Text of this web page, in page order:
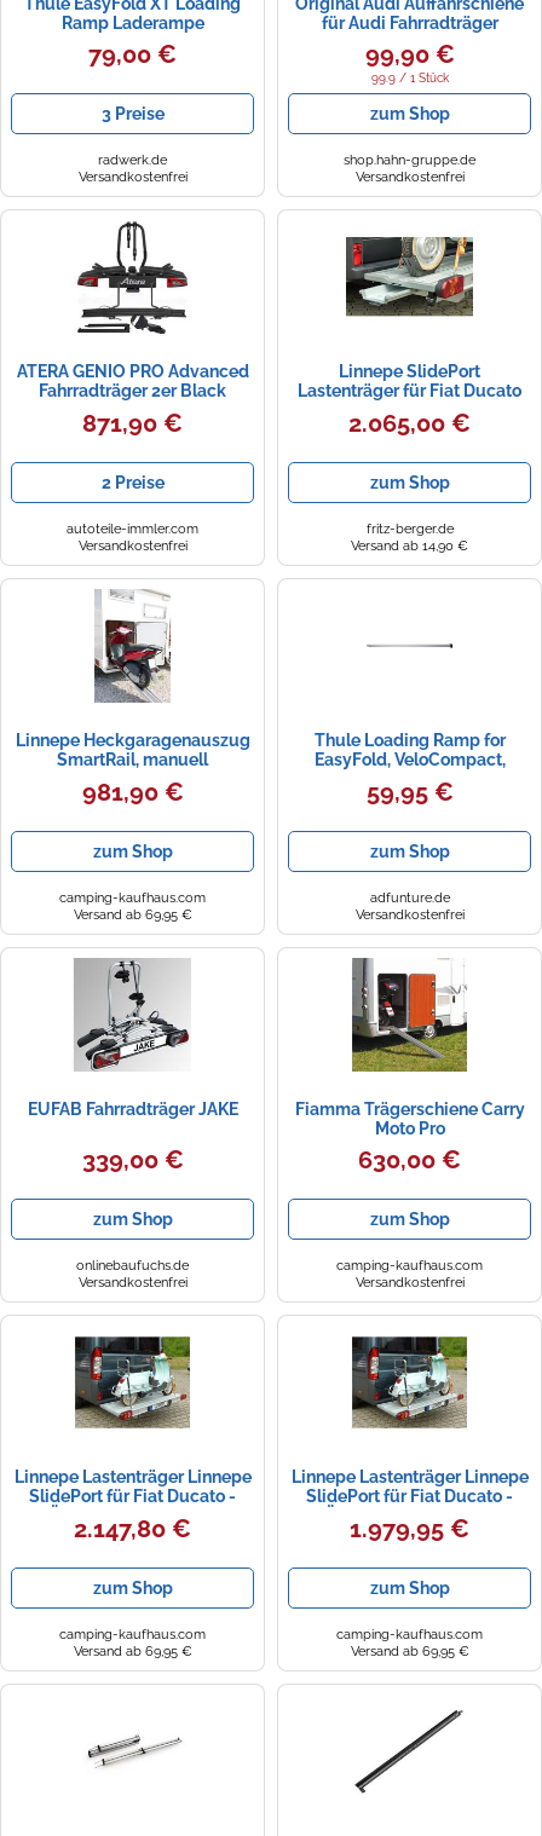
Ramp Laderampe
79,00 €
3 Preise
radwerk.de
Versandkostenfrei
für Audi Fahrradträger
99,90 €
99.9 / 1 Stück
zum Shop
shop.hahn-gruppe.de
Versandkostenfrei
ATERA GENIO PRO Advanced
Fahrradträger 2er Black
Edition faltbar für 3 Räder 2+1
plus Auffahrschiene
871,90 €
2 Preise
autoteile-immler.com
Versandkostenfrei
Linnepe SlidePort
Lastenträger für Fiat Ducato
ab 07/2006 für 1 Roller oder 1
Motorrad Silber kurzer
silber Kurzer Überhang 1000
mm
2.065,00 €
zum Shop
fritz-berger.de
Versand ab 14,90 €
Linnepe Heckgaragenauszug
SmartRail, manuell
981,90 €
zum Shop
camping-kaufhaus.com
Versand ab 69,95 €
Thule Loading Ramp for
EasyFold, VeloCompact,
EuroPower, EW G2, EC G6
59,95 €
zum Shop
adfunture.de
Versandkostenfrei
EUFAB Fahrradträger JAKE
339,00 €
zum Shop
onlinebaufuchs.de
Versandkostenfrei
Fiamma Trägerschiene Carry
Moto Pro
630,00 €
zum Shop
camping-kaufhaus.com
Versandkostenfrei
Linnepe Lastenträger Linnepe
SlidePort für Fiat Ducato -
Überhang 1380 mm -
2.147,80 €
zum Shop
camping-kaufhaus.com
Versand ab 69,95 €
Linnepe Lastenträger Linnepe
SlidePort für Fiat Ducato -
Überhang 1000 mm -
1.979,95 €
zum Shop
camping-kaufhaus.com
Versand ab 69,95 €